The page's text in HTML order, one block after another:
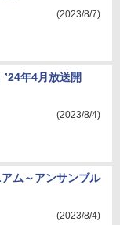
(2023/8/7)
’24年4月放送開
(2023/8/4)
ム～アンサンブル
(2023/8/4)